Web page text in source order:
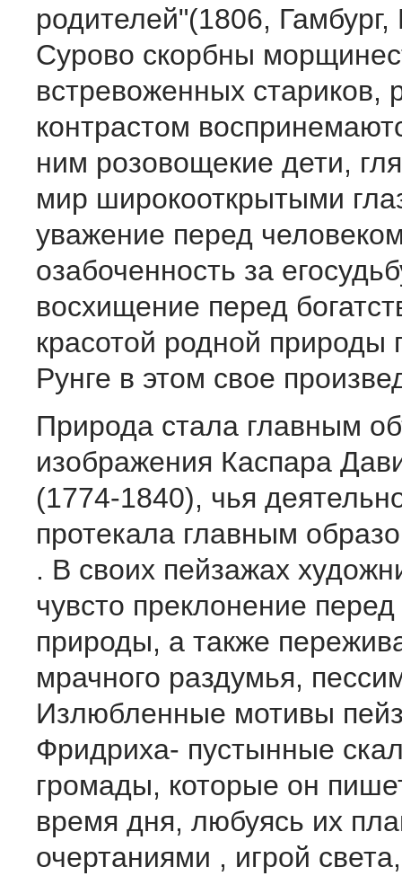
родителей"(1806, Гамбург,
Сурово скорбны
встревоженных стариков,
контра­стом
ним розовощекие дети,
мир широ­кооткрытыми
уважение перед
озабоченность за
восхищение перед
красотой родной природы
Рунге в этом свое
Природа стала главным
изображения Каспара
(1774-1840), чья
протекала главным
. В своих пейзажах
чувсто преклонение
при­роды, а также
мрачного раздумья,
Излюб­ленные мотивы
Фридриха- пустынные
громады, которые он
время дня, любуясь их
очертаниями , игрой